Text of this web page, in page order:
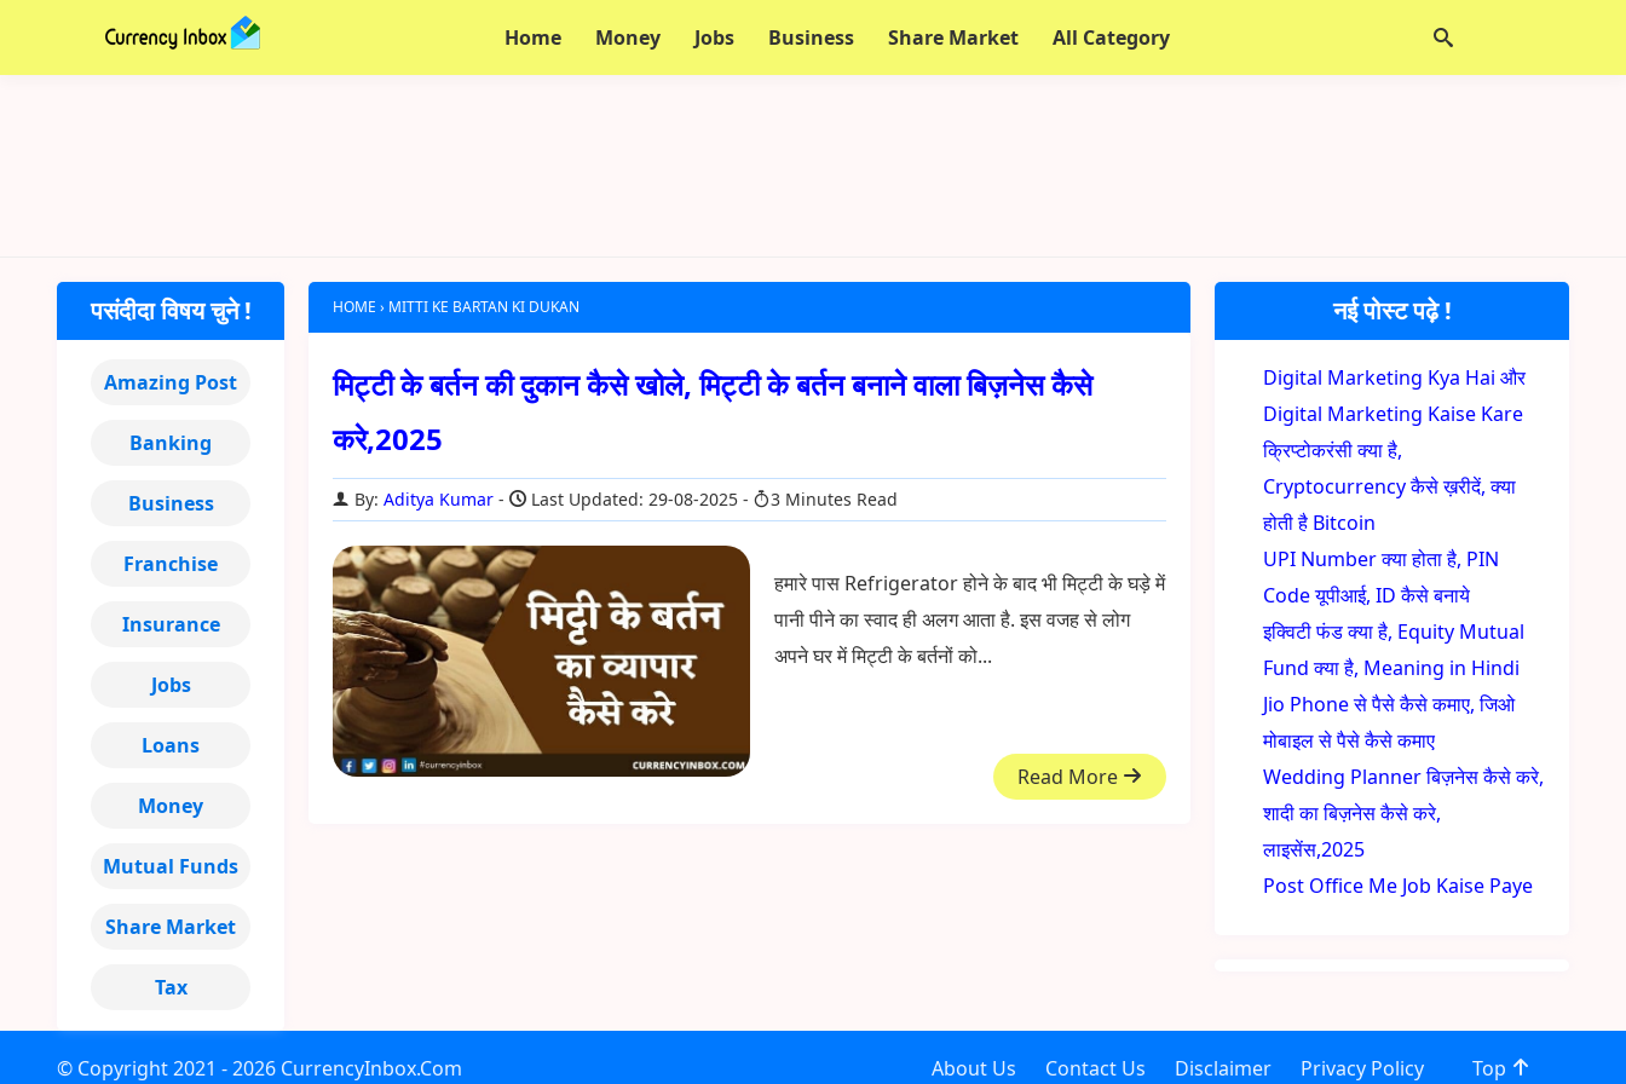
Home Money Jobs Business Share Market All Category
HOME › MITTI KE BARTAN KI DUKAN
मिट्टी के बर्तन की दुकान कैसे खोले, मिट्टी के बर्तन बनाने वाला बिज़नेस कैसे
करे,2025
By:Aditya Kumar Last Updated: 29-08-2025 3 Minutes Read
हमारे पास Refrigerator होने के बाद भी मिट्टी के घड़े में
पानी पीने का स्वाद ही अलग आता है. इस वजह से लोग
अपने घर में मिट्टी के बर्तनों को...
Read More
नई पोस्ट पढ़े !
Digital Marketing Kya Hai और
Digital Marketing Kaise Kare
क्रिप्टोकरंसी क्या है,
Cryptocurrency कैसे ख़रीदें, क्या
होती है Bitcoin
UPI Number क्या होता है, PIN
Code यूपीआई, ID कैसे बनाये
इक्विटी फंड क्या है, Equity Mutual
Fund क्या है, Meaning in Hindi
Jio Phone से पैसे कैसे कमाए, जिओ
मोबाइल से पैसे कैसे कमाए
Wedding Planner बिज़नेस कैसे करे,
शादी का बिज़नेस कैसे करे,
लाइसेंस,2025
Post Office Me Job Kaise Paye
पसंदीदा विषय चुने !
Amazing Post
Banking
Business
Franchise
Insurance
Jobs
Loans
Money
Mutual Funds
Share Market
Tax
© Copyright2021 - 2026 CurrencyInbox.Com About Us Contact Us Disclaimer Privacy Policy Top